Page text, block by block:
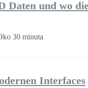
Daten und wo
30 minuta
Interfaces